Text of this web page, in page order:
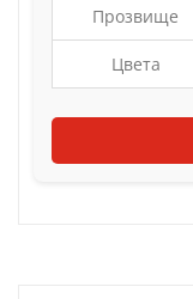
Прозвище
Цвета